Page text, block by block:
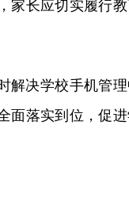
家长应切实履行
解决学校手机管
面落实到位，促